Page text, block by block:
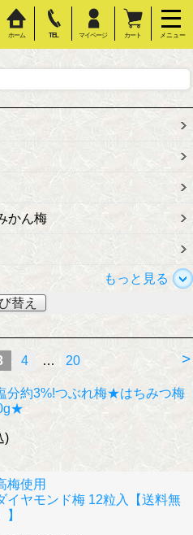
ホーム TEL マイページ カート メニュー
かん梅
もっと見る
替え
>
4 … 20
分約3%!つぶれ梅★はちみつ梅
)
梅使用
イヤモンド梅 12粒入【送料無